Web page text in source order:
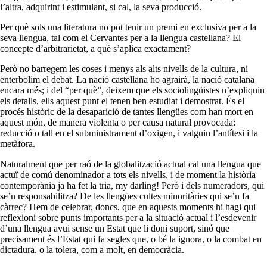
l’altra, adquirint i estimulant, si cal, la seva producció.
Per què sols una literatura no pot tenir un premi en exclusiva per a la
seva llengua, tal com el Cervantes per a la llengua castellana? El
concepte d’arbitrarietat, a què s’aplica exactament?
Però no barregem les coses i menys als alts nivells de la cultura, ni
enterbolim el debat. La nació castellana ho agrairà, la nació catalana
encara més; i del “per què”, deixem que els sociolingüistes n’expliquin
els detalls, ells aquest punt el tenen ben estudiat i demostrat. És el
procés històric de la desaparició de tantes llengües com han mort en
aquest món, de manera violenta o per causa natural provocada:
reducció o tall en el subministrament d’oxigen, i valguin l’antítesi i la
metàfora.
Naturalment que per raó de la globalització actual cal una llengua que
actuï de comú denominador a tots els nivells, i de moment la història
contemporània ja ha fet la tria, my darling! Però i dels numeradors, qui
se’n responsabilitza? De les llengües cultes minoritàries qui se’n fa
càrrec? Hem de celebrar, doncs, que en aquests moments hi hagi qui
reflexioni sobre punts importants per a la situació actual i l’esdevenir
d’una llengua avui sense un Estat que li doni suport, sinó que
precisament és l’Estat qui fa segles que, o bé la ignora, o la combat en
dictadura, o la tolera, com a molt, en democràcia.